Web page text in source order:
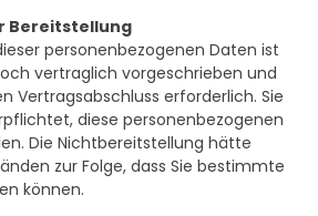
Bereitstellung
personenbezogenen Daten ist
vertraglich vorgeschrieben und
Vertragsabschluss erforderlich. Sie
diese personenbezogenen
Die Nichtbereitstellung hätte
zur Folge, dass Sie bestimmte
können.